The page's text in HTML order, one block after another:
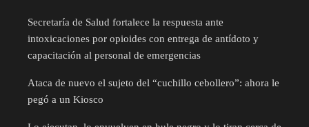
Secretaría de Salud fortalece la respuesta ante
intoxicaciones por opioides con entrega de antídoto y
capacitación al personal de emergencias
Ataca de nuevo el sujeto del “cuchillo cebollero”: ahora le
pegó a un Kiosco